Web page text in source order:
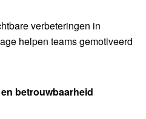
verbeteringen in
helpen teams gemotiveerd
betrouwbaarheid